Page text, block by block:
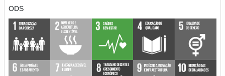
ODS